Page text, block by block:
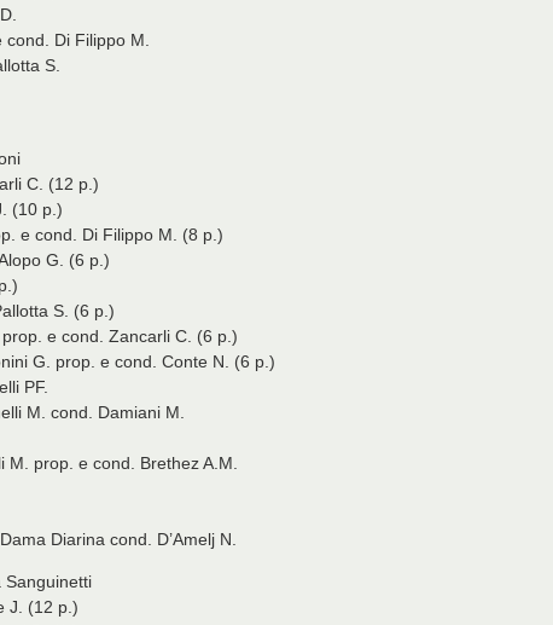
Di Filippo M.
S.
C. (12 p.)
(10 p.)
e cond. Di Filippo M. (8 p.)
G. (6 p.)
S. (6 p.)
e cond. Zancarli C. (6 p.)
G. prop. e cond. Conte N. (6 p.)
PF.
M. cond. Damiani M.
M. prop. e cond. Brethez A.M.
Diarina cond. D’Amelj N.
Sanguinetti
J. (12 p.)